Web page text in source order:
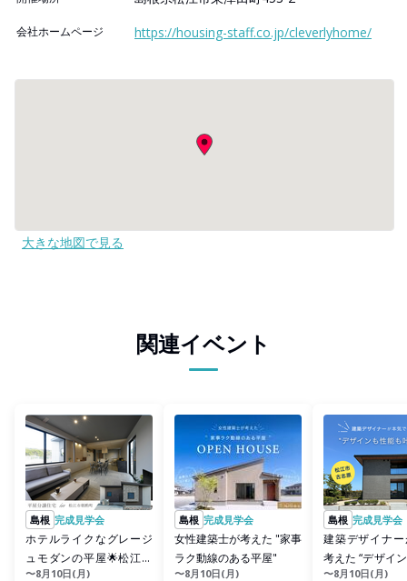
会社ホームページ https://housing-staff.co.jp/cleverlyhome/
大きな地図で見る
関連イベント
島根 完成見学会
ホテルライクなグレージ
ュモダンの平屋🌟松江市
朝酌町
〜8月10日(月)
島根 完成見学会
女性建築士が考えた "家事
ラク動線のある平屋"
〜8月10日(月)
島根 完成見学会
建築デザイナ
考えた “デザイ
叶える家”
〜8月10日(月)